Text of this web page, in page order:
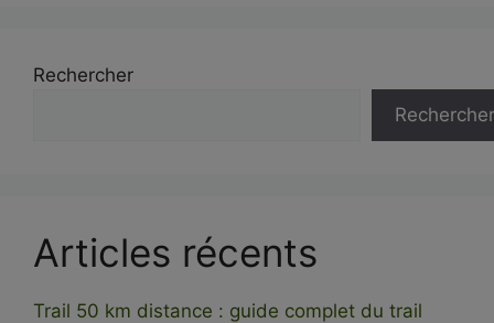
Rechercher
Rechercher
Articles récents
Trail 50 km distance : guide complet du trail